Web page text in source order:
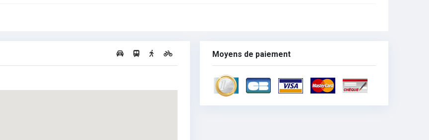
Moyens de paiement